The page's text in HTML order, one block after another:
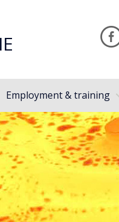
Employment & training